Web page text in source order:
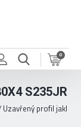
0
S235JR
Uzavřený profil jakl